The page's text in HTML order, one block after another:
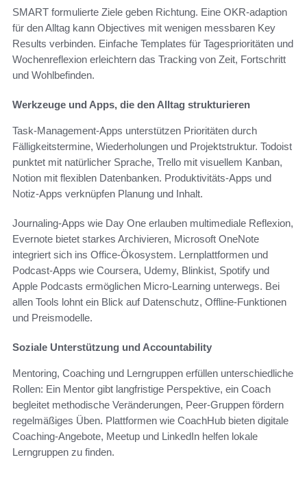
SMART formulierte Ziele geben Richtung. Eine OKR-adaption
für den Alltag kann Objectives mit wenigen messbaren Key
Results verbinden. Einfache Templates für Tagesprioritäten und
Wochenreflexion erleichtern das Tracking von Zeit, Fortschritt
und Wohlbefinden.
Werkzeuge und Apps, die den Alltag strukturieren
Task-Management-Apps unterstützen Prioritäten durch
Fälligkeitstermine, Wiederholungen und Projektstruktur. Todoist
punktet mit natürlicher Sprache, Trello mit visuellem Kanban,
Notion mit flexiblen Datenbanken. Produktivitäts-Apps und
Notiz-Apps verknüpfen Planung und Inhalt.
Journaling-Apps wie Day One erlauben multimediale Reflexion,
Evernote bietet starkes Archivieren, Microsoft OneNote
integriert sich ins Office-Ökosystem. Lernplattformen und
Podcast-Apps wie Coursera, Udemy, Blinkist, Spotify und
Apple Podcasts ermöglichen Micro-Learning unterwegs. Bei
allen Tools lohnt ein Blick auf Datenschutz, Offline-Funktionen
und Preismodelle.
Soziale Unterstützung und Accountability
Mentoring, Coaching und Lerngruppen erfüllen unterschiedliche
Rollen: Ein Mentor gibt langfristige Perspektive, ein Coach
begleitet methodische Veränderungen, Peer-Gruppen fördern
regelmäßiges Üben. Plattformen wie CoachHub bieten digitale
Coaching-Angebote, Meetup und LinkedIn helfen lokale
Lerngruppen zu finden.